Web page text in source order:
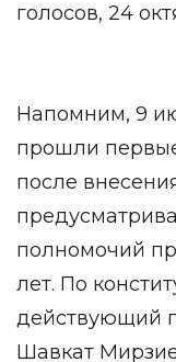
голосов, 24
Напомним, 9
прошли
после
полномочий
лет. По
действующий
Шавкат